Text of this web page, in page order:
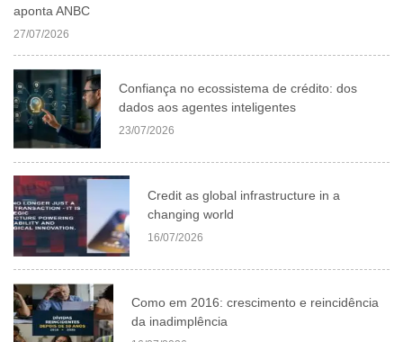
aponta ANBC
27/07/2026
Confiança no ecossistema de crédito: dos
dados aos agentes inteligentes
23/07/2026
Credit as global infrastructure in a
changing world
16/07/2026
Como em 2016: crescimento e reincidência
da inadimplência